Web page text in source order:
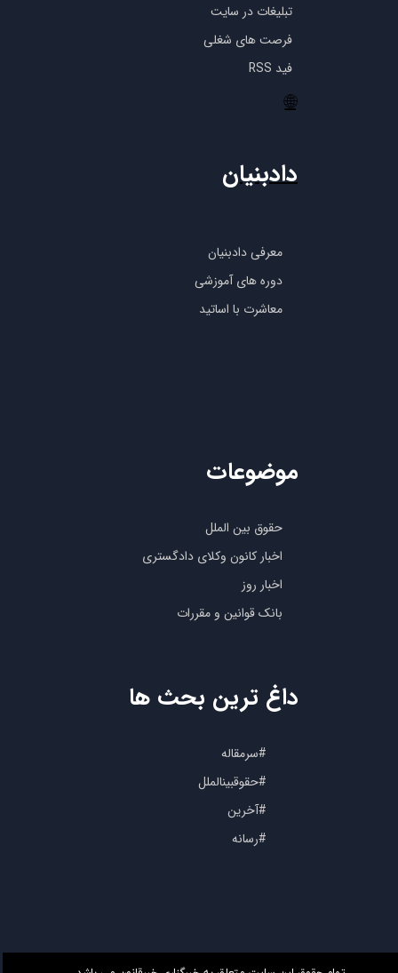
تبلیغات در سایت
فرصت های شغلی
فید RSS
🌐
معرفی دادبنیان
دوره های آموزشی
معاشرت با اساتید
دادبنیان
حقوق بین الملل
اخبار کانون وکلای دادگستری
اخبار روز
بانک قوانین و مقررات
موضوعات
#سرمقاله
#حقوقبینالملل
#آخرین
#رسانه
داغ ترین بحث ها